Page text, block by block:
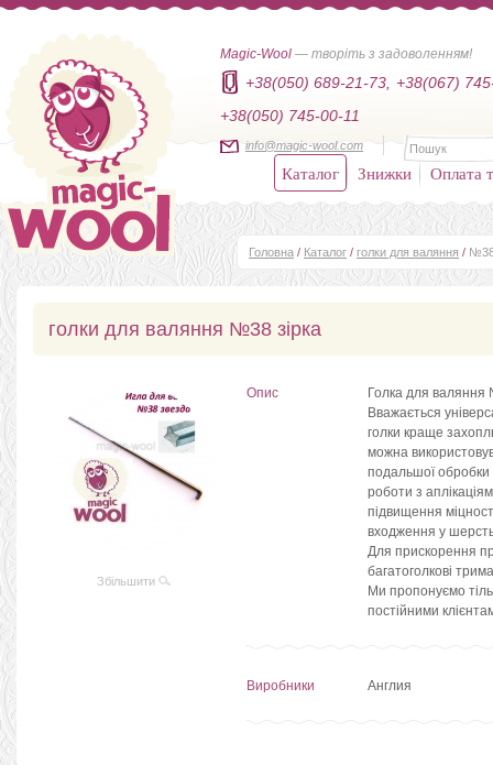
Magic-Wool — творіть з задоволенням!
+38(050) 689-21-73,
+38(067)
+38(050) 745-00-11
info@magic-wool.com
Каталог Знижки Оплата
Головна / Каталог / голки для валяння / №38
голки для валяння №38 зірка
Збільшити
Опис
Голка для валяння
Вважається
голки краще
можна
подальшої обробки
роботи з
підвищення
входження у
Для прискорення
багатоголкові
Ми пропонуємо
постійними
Виробники Англия